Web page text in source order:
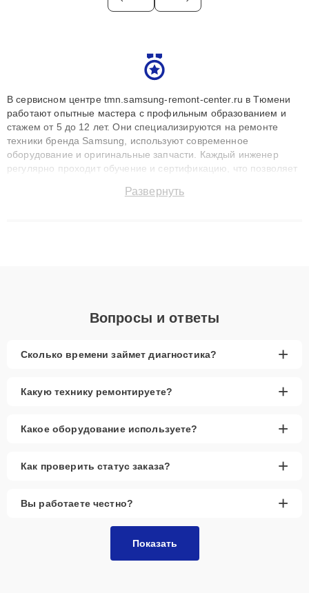
В сервисном центре tmn.samsung-remont-center.ru в Тюмени
работают опытные мастера с профильным образованием и
стажем от 5 до 12 лет. Они специализируются на ремонте
техники бренда Samsung, используют современное
оборудование и оригинальные запчасти. Каждый инженер
регулярно проходит обучение и сертификацию, что позволяет
технику с сохранением гарантии до 3 лет. Наши мастера
Развернуть
Вопросы и ответы
Сколько времени займет диагностика? +
Какую технику ремонтируете? +
Какое оборудование используете? +
Как проверить статус заказа? +
Вы работаете честно? +
Показать